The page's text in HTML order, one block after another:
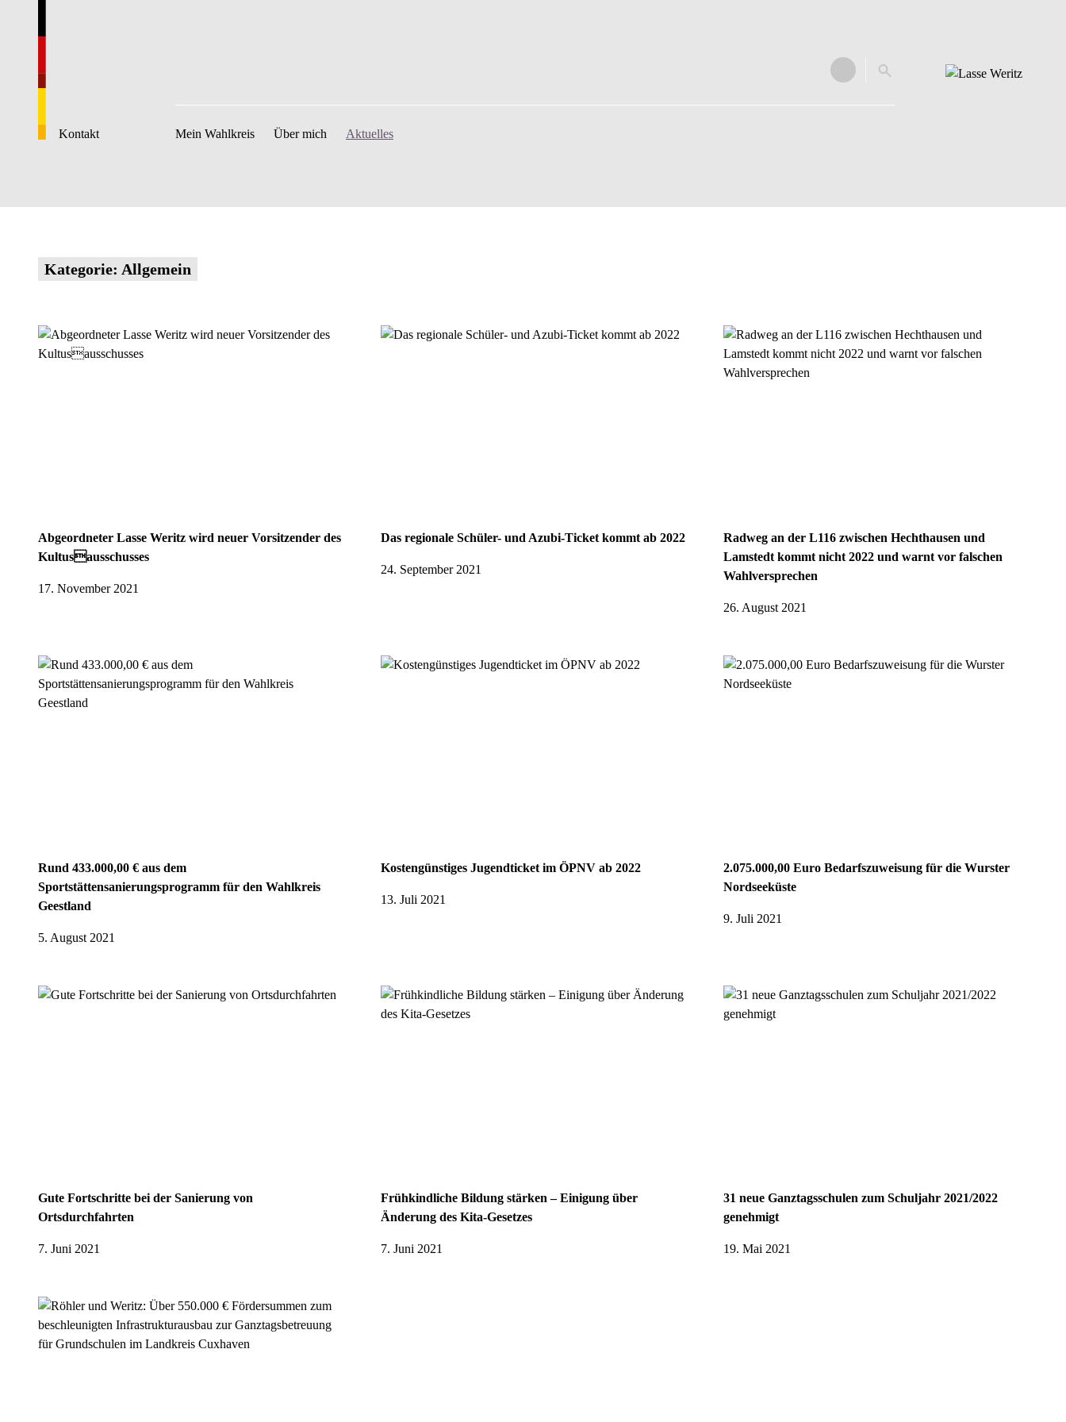
Kontakt Mein Wahlkreis Über mich Aktuelles
Kategorie: Allgemein
Abgeordneter Lasse Weritz wird neuer Vorsitzender des
Kultusausschusses
17. November 2021
Das regionale Schüler- und Azubi-Ticket kommt ab 2022
24. September 2021
Radweg an der L116 zwischen Hechthausen und
Lamstedt kommt nicht 2022 und warnt vor falschen
Wahlversprechen
26. August 2021
Rund 433.000,00 € aus dem
Sportstättensanierungsprogramm für den Wahlkreis
Geestland
5. August 2021
Kostengünstiges Jugendticket im ÖPNV ab 2022
13. Juli 2021
2.075.000,00 Euro Bedarfszuweisung für die Wurster
Nordseeküste
9. Juli 2021
Gute Fortschritte bei der Sanierung von
Ortsdurchfahrten
7. Juni 2021
Frühkindliche Bildung stärken – Einigung über
Änderung des Kita-Gesetzes
7. Juni 2021
31 neue Ganztagsschulen zum Schuljahr 2021/2022
genehmigt
19. Mai 2021